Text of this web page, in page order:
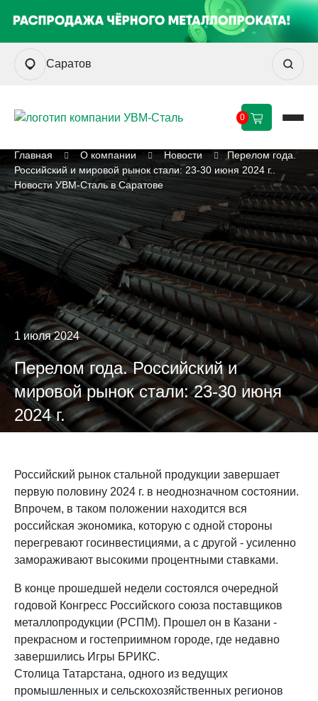
Саратов
0
Главная О компании Новости
Перелом года.
Российский и мировой рынок стали: 23-30 июня 2024 г..
Новости УВМ-Сталь в Саратове
1 июля 2024
Перелом года. Российский и
мировой рынок стали: 23-30 июня
2024 г.
Российский рынок стальной продукции завершает
первую половину 2024 г. в неоднозначном состоянии.
Впрочем, в таком положении находится вся
российская экономика, которую с одной стороны
перегревают госинвестициями, а с другой - усиленно
замораживают высокими процентными ставками.
В конце прошедшей недели состоялся очередной
годовой Конгресс Российского союза поставщиков
металлопродукции (РСПМ). Прошел он в Казани -
прекрасном и гостеприимном городе, где недавно
завершились Игры БРИКС.
Столица Татарстана, одного из ведущих
промышленных и сельскохозяйственных регионов